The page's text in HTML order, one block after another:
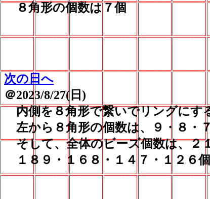
８角形の個数は７個
次の日へ
＠2023/8/27(日)
内側を８角形で繋いでリングにす
左から８角形の個数は、９・８・
そして、全体のビーズ個数は、２
１８９・１６８・１４７・１２６